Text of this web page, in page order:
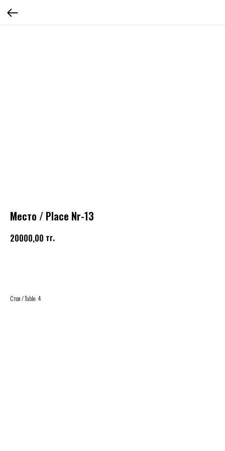
Место / Place Nr-13
20000,00 тг.
Стол / Table: 4